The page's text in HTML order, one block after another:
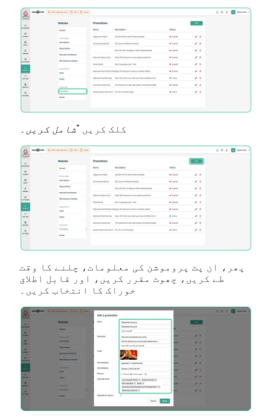
کلک کریں "شامل کریں۔
پھر، ان پٹ پروموشن کی معلومات، چلنے کا وقت
طے کریں، چھوٹ مقرر کریں، اور قابل اطلاق
خوراک کا انتخاب کریں۔